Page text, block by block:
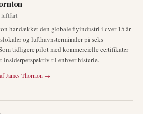
luftfart
har dækket den globale flyindustri i over 15 år
og lufthavnsterminaler på seks
tidligere pilot med kommercielle certifikater
insiderperspektiv til enhver historie.
James Thornton →